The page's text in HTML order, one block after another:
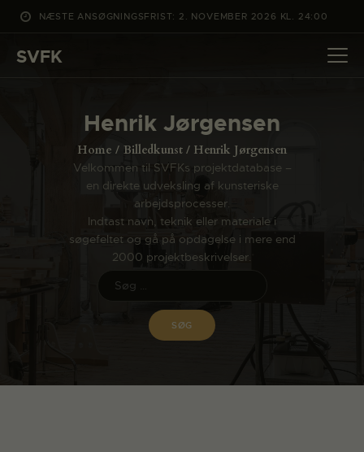
NÆSTE ANSØGNINGSFRIST: 2. NOVEMBER 2026 KL. 24:00
SVFK
Henrik Jørgensen
Home Billedkunst Henrik Jørgensen
Velkommen til SVFKs projektdatabase –
en direkte udveksling af kunsteriske
arbejdsprocesser.
Indtast navn, teknik eller materiale i
søgefeltet og gå på opdagelse i mere end
2000 projektbeskrivelser.
DET SKER
CHANNEL
ANSØG
OM SVFK
ENGLISH